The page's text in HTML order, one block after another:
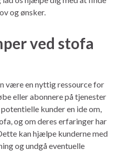
og ønsker.
ved stofa
være en nyttig ressource for
eller abonnere på tjenester
kunder en ide om,
og om deres erfaringer har
kan hjælpe kunderne med
og undgå eventuelle